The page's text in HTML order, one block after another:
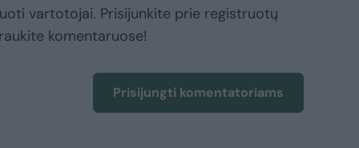
vartotojai. Prisijunkite prie registruotų
komentaruose!
Prisijungti komentatoriams